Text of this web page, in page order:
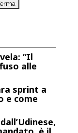
“Il
alle
sprint a
e come